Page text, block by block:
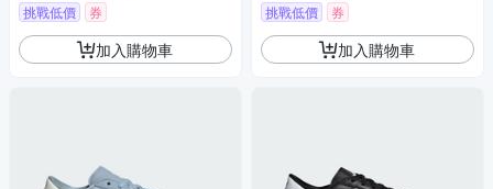
挑戰低價 券
加入購物車
挑戰低價 券
加入購物車